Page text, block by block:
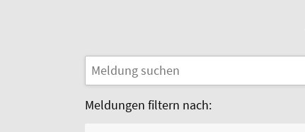
Meldungen filtern nach: